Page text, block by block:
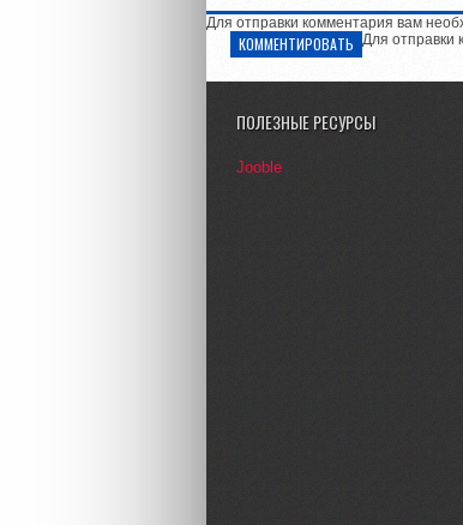
Для отправки комментария вам
КОММЕНТИРОВАТЬ Для отправки
ПОЛЕЗНЫЕ РЕСУРСЫ
Jooble